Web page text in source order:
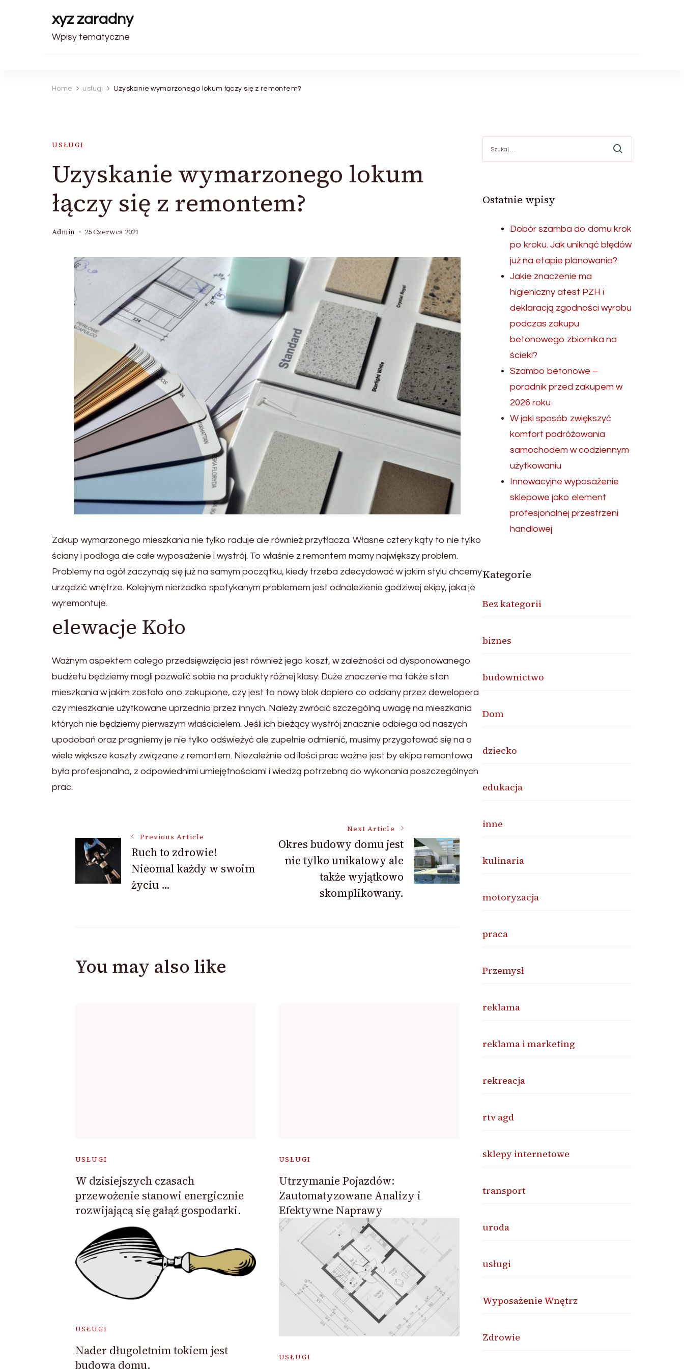
xyz zaradny
Wpisy tematyczne
Home usługi Uzyskanie wymarzonego lokum łączy się z remontem?
USŁUGI
Uzyskanie wymarzonego lokum
łączy się z remontem?
Admin 25 Czerwca 2021
Zakup wymarzonego mieszkania nie tylko raduje ale również przytłacza. Własne cztery kąty to nie tylko
ściany i podłoga ale całe wyposażenie i wystrój. To właśnie z remontem mamy największy problem.
Problemy na ogół zaczynają się już na samym początku, kiedy trzeba zdecydować w jakim stylu chcemy
urządzić wnętrze. Kolejnym nierzadko spotykanym problemem jest odnalezienie godziwej ekipy, jaka je
wyremontuje.
elewacje Koło
Ważnym aspektem całego przedsięwzięcia jest również jego koszt, w zależności od dysponowanego
budżetu będziemy mogli pozwolić sobie na produkty różnej klasy. Duże znaczenie ma także stan
mieszkania w jakim zostało ono zakupione, czy jest to nowy blok dopiero co oddany przez dewelopera
czy mieszkanie użytkowane uprzednio przez innych. Należy zwrócić szczególną uwagę na mieszkania
których nie będziemy pierwszym właścicielem. Jeśli ich bieżący wystrój znacznie odbiega od naszych
upodobań oraz pragniemy je nie tylko odświeżyć ale zupełnie odmienić, musimy przygotować się na o
wiele większe koszty związane z remontem. Niezależnie od ilości prac ważne jest by ekipa remontowa
była profesjonalna, z odpowiednimi umiejętnościami i wiedzą potrzebną do wykonania poszczególnych
prac.
Post
Navigation
Previous Article
Ruch to zdrowie!
Nieomal każdy w swoim
życiu …
Next Article
Okres budowy domu jest
nie tylko unikatowy ale
także wyjątkowo
skomplikowany.
You may also like
USŁUGI
W dzisiejszych czasach
przewożenie stanowi energicznie
rozwijającą się gałąź gospodarki.
USŁUGI
Utrzymanie Pojazdów:
Zautomatyzowane Analizy i
Efektywne Naprawy
USŁUGI
Nader długoletnim tokiem jest
budowa domu.
USŁUGI
Ostatnie wpisy
Dobór szamba do domu krok
po kroku. Jak uniknąć błędów
już na etapie planowania?
Jakie znaczenie ma
higieniczny atest PZH i
deklaracją zgodności wyrobu
podczas zakupu
betonowego zbiornika na
ścieki?
Szambo betonowe –
poradnik przed zakupem w
2026 roku
W jaki sposób zwiększyć
komfort podróżowania
samochodem w codziennym
użytkowaniu
Innowacyjne wyposażenie
sklepowe jako element
profesjonalnej przestrzeni
handlowej
Kategorie
Bez kategorii
biznes
budownictwo
Dom
dziecko
edukacja
inne
kulinaria
motoryzacja
praca
Przemysł
reklama
reklama i marketing
rekreacja
rtv agd
sklepy internetowe
transport
uroda
usługi
Wyposażenie Wnętrz
Zdrowie